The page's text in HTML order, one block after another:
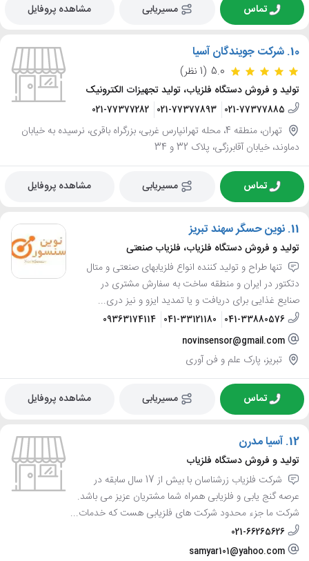
تماس مسیریابی مشاهده پروفایل
10. شرکت جویندگان آسیا
5.0 (1 نظر)
تولید و فروش دستگاه فلزیاب، تولید تجهیزات الکترونیک
021-77377885
021-77377893
021-77377282
تهران، منطقه 4، محله تهرانپارس غربی، بزرگراه باقری، نرسیده به خیابان
دماوند، خیابان آقابرزگی، پلاک 32 و 34
تماس مسیریابی مشاهده پروفایل
11. نوین حسگر سهند تبریز
تولید و فروش دستگاه فلزیاب، فلزیاب صنعتی
تنها طراح و تولید کننده انواع فلزیابهای صنعتی و متال
دتکتور در ایران و منطقه ساخت به سفارش مشتری در
صنایع غذایی برای دریافت و یا تمدید ایزو و نیز دری...
041-33880576
041-33121180
09363174114
novinsensor@gmail.com
تبریز، پارک علم و فن آوری
تماس مسیریابی مشاهده پروفایل
12. آسیا مدرن
تولید و فروش دستگاه فلزیاب
شرکت فلزیاب زرشناسان با بیش از 17 سال سابقه در
عرصه گنج یابی و فلزیابی همراه شما مشتریان عزیز می باشد.
شرکت ما جزء محدود شرکت های فلزیابی هست که خدمات...
021-66265626
samyar101@yahoo.com